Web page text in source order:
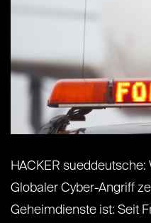
HACKER sueddeutsche:
Globaler Cyber-Angriff
Geheimdienste ist: Seit